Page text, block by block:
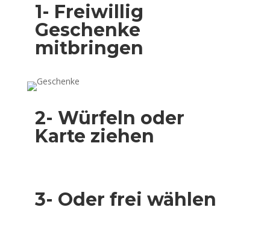
1- Freiwillig
Geschenke
mitbringen
2- Würfeln oder
Karte ziehen
3- Oder frei wählen